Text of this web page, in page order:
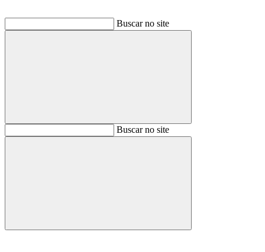
Buscar no site
BuscarBuscar no site
Buscar